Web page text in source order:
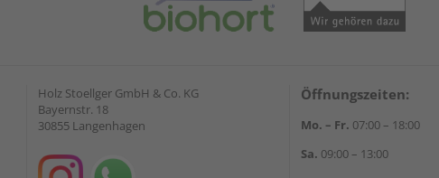
Holz Stoellger GmbH & Co. KG
Bayernstr. 18
30855 Langenhagen
Öffnungszeiten:
Mo. – Fr. 07:00 – 18:00
Sa. 09:00 – 13:00